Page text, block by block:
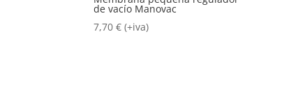
de vacío Manovac
7,70€ (+iva)